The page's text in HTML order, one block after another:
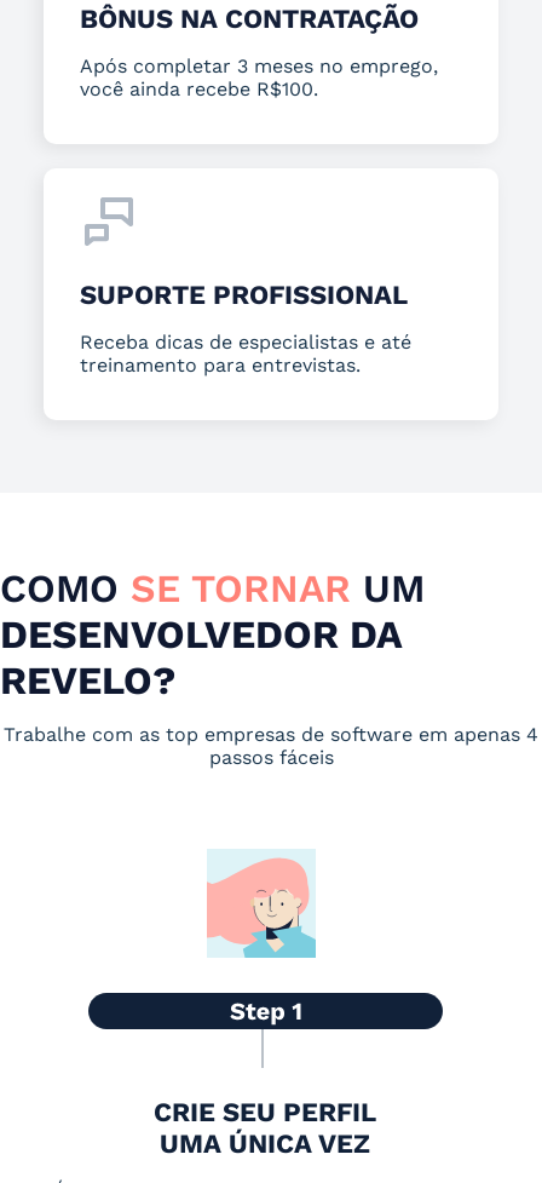
BÔNUS NA CONTRATAÇÃO
Após completar 3 meses no emprego,
você ainda recebe R$100.
SUPORTE PROFISSIONAL
Receba dicas de especialistas e até
treinamento para entrevistas.
COMO SE TORNAR UM
DESENVOLVEDOR DA
REVELO?
Trabalhe com as top empresas de software em apenas 4
passos fáceis
CRIE SEU PERFIL
UMA ÚNICA VEZ